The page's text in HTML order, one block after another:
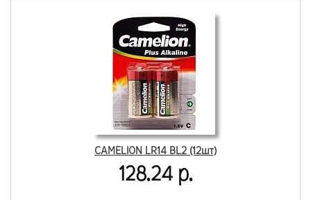
CAMELION LR14 BL2 (12шт)
128.24 р.